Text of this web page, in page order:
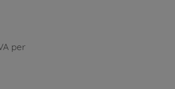
per